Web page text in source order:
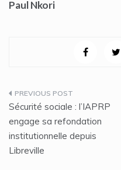
Paul Nkori
Navigation
de
l’article
Sécurité sociale : l’IAPRP
engage sa refondation
institutionnelle depuis
Libreville